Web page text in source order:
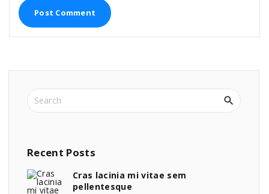
*
Recent Posts
Cras lacinia mi vitae sem
pellentesque